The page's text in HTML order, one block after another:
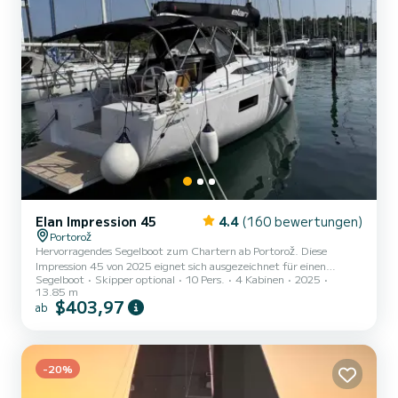
Elan Impression 45 4.4 (160 bewertungen)
Portorož
Hervorragendes Segelboot zum Chartern ab Portorož. Diese
Impression 45 von 2025 eignet sich ausgezeichnet für einen
Bootsurlaub mit Freunden oder Familie. Sie möchten einen
unvergesslichen Törn auf diesem Segelboot mit 14 Metern Länge
verbringen? Sie können mit bis zu 10 Personen an Bord kommen
einem Durchgelattetes Großsegel und einem Rollgenua
ausgestattet. Es ist un...
Segelboot Skipper optional 10 Pers. 4 Kabinen
2025
13.85 m
ab $403,97
-20%